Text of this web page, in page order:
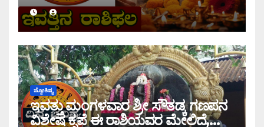
ಜ್ಯೋತಿಷ್ಯ
ಇವತ್ತು ಮಂಗಳವಾರ ಶ್ರೀ ಸೌತಡ್ಕ ಗಣಪನ
ವಿಶೇಷ ಕೃಪೆ ಈ ರಾಶಿಯವರ ಮೇಲಿದೆ,